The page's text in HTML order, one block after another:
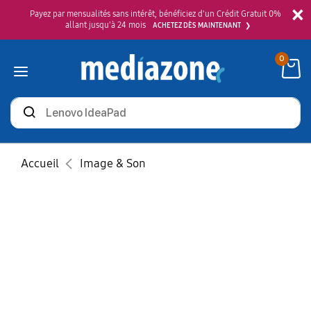
×
Payez par mensualités sans intérêt, bénéficiez d'un Crédit Gratuit 0%
allant jusqu'à 24 mois
ACHETEZ DÈS MAINTENANT
Rechercher
des
produits
0
Accueil Image & Son